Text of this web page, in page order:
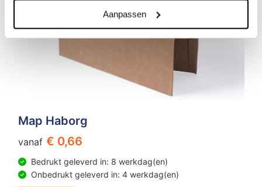
Aanpassen
Map Haborg
vanaf € 0,66
Bedrukt geleverd in: 8 werkdag(en)
Onbedrukt geleverd in: 4 werkdag(en)